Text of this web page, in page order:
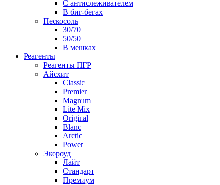
С антислеживателем
В биг-бегах
Пескосоль
30/70
50/50
В мешках
Реагенты
Реагенты ПГР
Айсхит
Classic
Premier
Magnum
Lite Mix
Original
Blanc
Arctic
Power
Экороуд
Лайт
Стандарт
Премиум